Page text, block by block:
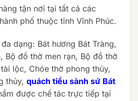
tận nơi tại tất cả các
phố thuộc tỉnh Vĩnh Phúc.
dạng: Bát hương Bát Tràng,
Bộ đồ thờ men rạn, Bộ đồ thờ
lộc, Chóe thờ phong thủy,
thủy, quách tiểu sành sứ Bát
được chế tác trực tiếp tại